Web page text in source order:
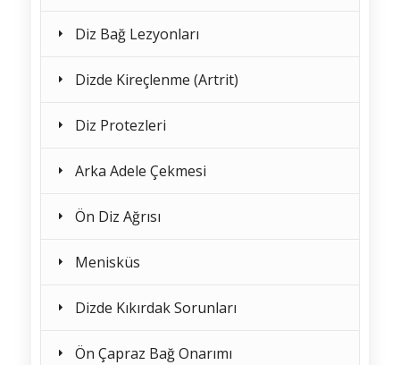
Diz Bağ Lezyonları
Dizde Kireçlenme (Artrit)
Diz Protezleri
Arka Adele Çekmesi
Ön Diz Ağrısı
Menisküs
Dizde Kıkırdak Sorunları
Ön Çapraz Bağ Onarımı